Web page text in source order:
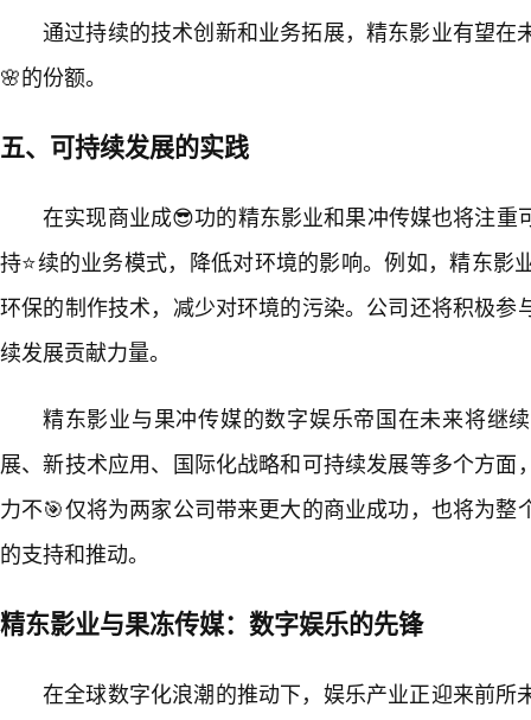
通过持续的技术创新和业务拓展，精东影业有望在
🌸的份额。
五、可持续发展的实践
在实现商业成😎功的精东影业和果冲传媒也将注重
持⭐续的业务模式，降低对环境的影响。例如，精东影
环保的制作技术，减少对环境的污染。公司还将积极参
续发展贡献力量。
精东影业与果冲传媒的数字娱乐帝国在未来将继
展、新技术应用、国际化战略和可持续发展等多个方面
力不🎯仅将为两家公司带来更大的商业成功，也将为整
的支持和推动。
精东影业与果冻传媒：数字娱乐的先锋
在全球数字化浪潮的推动下，娱乐产业正迎来前所